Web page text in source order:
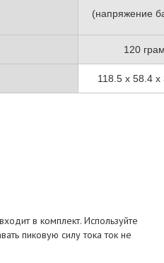
(напряжение
120
118.5 x 58.4
в комплект. Используйте
пиковую силу тока ток не